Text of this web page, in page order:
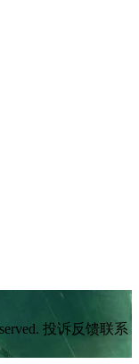
投诉反馈联系